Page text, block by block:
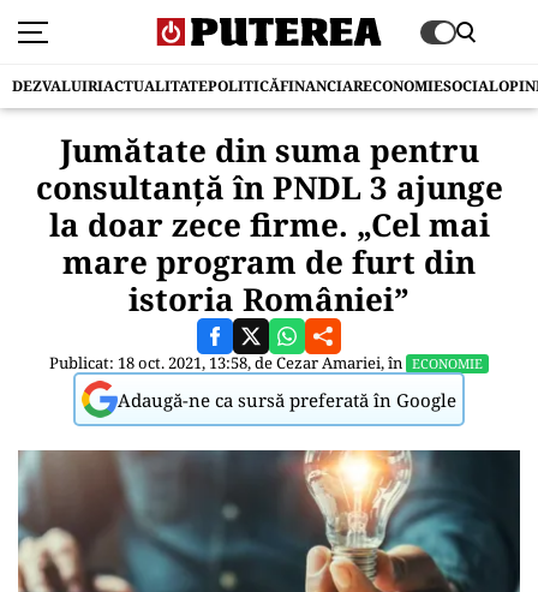
DEZVALUIRIACTUALITATEPOLITICĂFINANCIARECONOMIESOCIAL
Jumătate din suma pentru
consultanță în PNDL 3 ajunge
la doar zece firme. „Cel mai
mare program de furt din
istoria României”
Publicat: 18 oct. 2021, 13:58, deCezar Amariei, în ECONOMIE
Adaugă-ne ca sursă preferată în Google